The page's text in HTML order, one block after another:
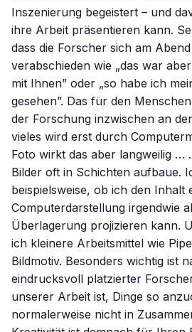
Inszenierung begeistert – und
ihre Arbeit präsentieren kann.
dass die Forscher sich am
verabschieden wie „das war
mit Ihnen” oder „so habe ich
gesehen”. Das für den
der Forschung inzwischen an
vieles wird erst durch
Foto wirkt das aber langweilig …
Bilder oft in Schichten aufbaue.
beispielsweise, ob ich den Inhalt
Computerdarstellung irgendwie
Überlagerung projizieren kann.
ich kleinere Arbeitsmittel wie
Bildmotiv. Besonders wichtig ist
eindrucksvoll platzierter
unserer Arbeit ist, Dinge so
normalerweise nicht in